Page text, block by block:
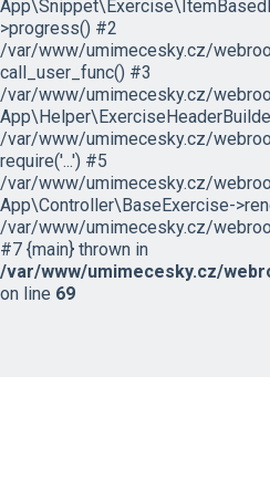
>progress() #2
/var/www/umimecesky.cz/
call_user_func() #3
/var/www/umimecesky.cz/
/var/www/umimecesky.cz/
require('...') #5
/var/www/umimecesky.cz/
App\Controller\BaseExercise-
/var/www/umimecesky.cz/
#7 {main} thrown in
/var/www/umimecesky.cz/
on line 69